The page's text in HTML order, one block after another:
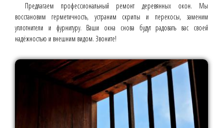
Предлагаем профессиональный ремонт деревянных окон. Мы
восстановим герметичность, устраним скрипы и перекосы, заменим
уплотнители и фурнитуру. Ваши окна снова будут радовать вас своей
надёжностью и внешним видом. Звоните!